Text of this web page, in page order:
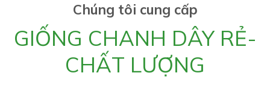
Chúng tôi cung cấp
GIỐNG CHANH DÂY RẺ-
CHẤT LƯỢNG